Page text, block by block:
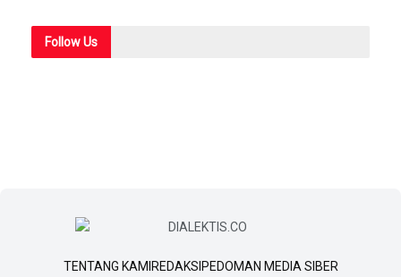
FollowUs
TENTANG KAMIREDAKSIPEDOMAN MEDIA SIBER